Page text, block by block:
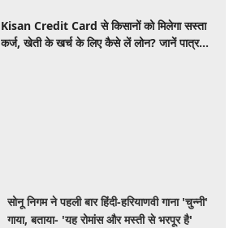
Kisan Credit Card से किसानों को मिलेगा सस्ता
कर्ज, खेती के खर्च के लिए कैसे लें लोन? जानें पात्रता
सोनू निगम ने पहली बार हिंदी-हरियाणवी गाना 'चुन्नी'
गाया, बताया- 'यह रोमांस और मस्ती से भरपूर है'